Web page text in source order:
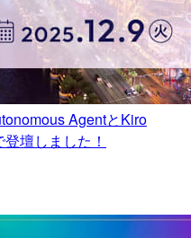
AgentとKiro
壇しました！